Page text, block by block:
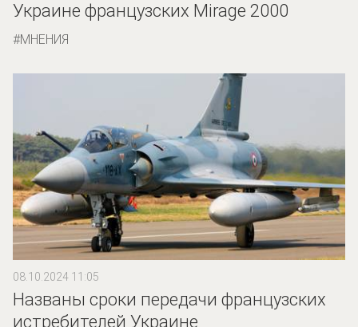
Украине французских Mirage 2000
МНЕНИЯ
08.10.2024 11:05
Названы сроки передачи французских
истребителей Украине